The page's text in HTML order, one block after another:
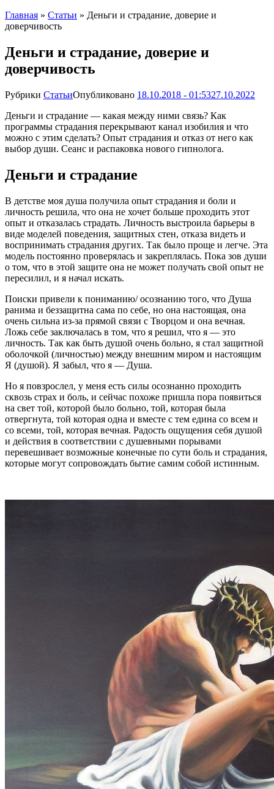
Главная » Статьи » Деньги и страдание, доверие и
доверчивость
Деньги и страдание, доверие и
доверчивость
Рубрики СтатьиОпубликовано 18.10.2018 - 01:5327.10.2022
Деньги и страдание — какая между ними связь? Как
программы страдания перекрывают канал изобилия и что
можно с этим сделать? Опыт страдания и отказ от него как
выбор души. Сеанс и распаковка нового гипнолога.
Деньги и страдание
В детстве моя душа получила опыт страдания и боли и
личность решила, что она не хочет больше проходить этот
опыт и отказалась страдать. Личность выстроила барьеры в
виде моделей поведения, защитных стен, отказа видеть и
воспринимать страдания других. Так было проще и легче. Эта
модель постоянно проверялась и закреплялась. Пока зов души
о том, что в этой защите она не может получать свой опыт не
пересилил, и я начал искать.
Поиски привели к пониманию/ осознанию того, что Душа
ранима и беззащитна сама по себе, но она настоящая, она
очень сильна из-за прямой связи с Творцом и она вечная.
Ложь себе заключалась в том, что я решил, что я — это
личность. Так как быть душой очень больно, я стал защитной
оболочкой (личностью) между внешним миром и настоящим
Я (душой). Я забыл, что я — Душа.
Но я повзрослел, у меня есть силы осознанно проходить
сквозь страх и боль, и сейчас похоже пришла пора появиться
на свет той, которой было больно, той, которая была
отвергнута, той которая одна и вместе с тем едина со всем и
со всеми, той, которая вечная. Радость ощущения себя душой
и действия в соответствии с душевными порывами
перевешивает возможные конечные по сути боль и страдания,
которые могут сопровождать бытие самим собой истинным.